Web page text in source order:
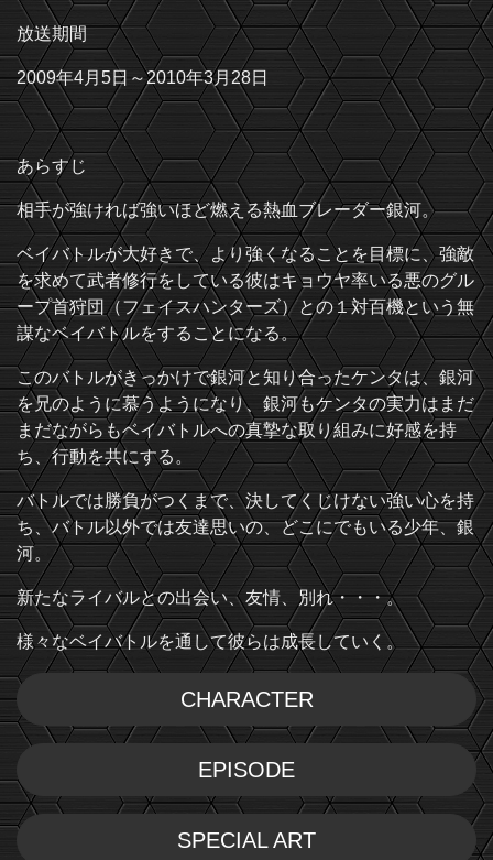
放送期間
2009年4月5日～2010年3月28日
あらすじ
相手が強ければ強いほど燃える熱血ブレーダー銀河。
ベイバトルが大好きで、より強くなることを目標に、強敵
を求めて武者修行をしている彼はキョウヤ率いる悪のグル
ープ首狩団（フェイスハンターズ）との１対百機という無
謀なベイバトルをすることになる。
このバトルがきっかけで銀河と知り合ったケンタは、銀河
を兄のように慕うようになり、銀河もケンタの実力はまだ
まだながらもベイバトルへの真摯な取り組みに好感を持
ち、行動を共にする。
バトルでは勝負がつくまで、決してくじけない強い心を持
ち、バトル以外では友達思いの、どこにでもいる少年、銀
河。
新たなライバルとの出会い、友情、別れ・・・。
様々なベイバトルを通して彼らは成長していく。
CHARACTER
EPISODE
SPECIAL ART